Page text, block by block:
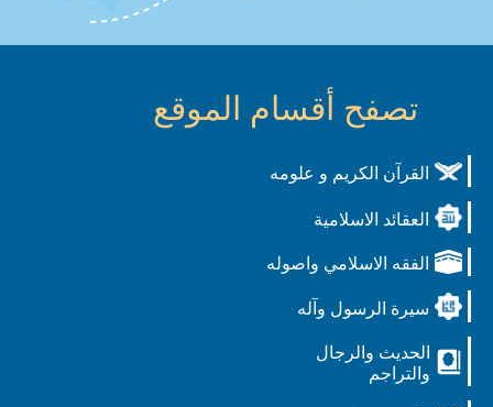
تصفح أقسام الموقع
القرآن الكريم و علومه
العقائد الاسلامية
الفقه الاسلامي واصوله
سيرة الرسول وآله
الحديث والرجال
والتراجم